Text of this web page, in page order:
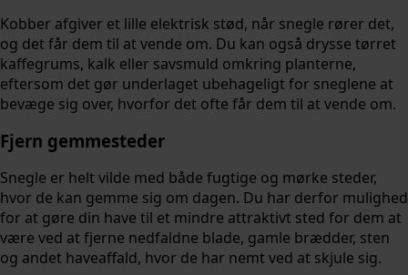
Kobber afgiver et lille elektrisk stød, når snegle rører det,
og det får dem til at vende om. Du kan også drysse tørret
kaffegrums, kalk eller savsmuld omkring planterne,
eftersom det gør underlaget ubehageligt for sneglene at
bevæge sig over, hvorfor det ofte får dem til at vende om.
Fjern gemmesteder
Snegle er helt vilde med både fugtige og mørke steder,
hvor de kan gemme sig om dagen. Du har derfor mulighed
for at gøre din have til et mindre attraktivt sted for dem at
være ved at fjerne nedfaldne blade, gamle brædder, sten
og andet haveaffald, hvor de har nemt ved at skjule sig.